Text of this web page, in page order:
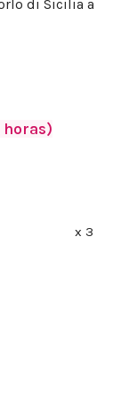
di Sicilia a
horas)
x 3